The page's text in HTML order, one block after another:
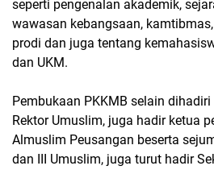
seperti pengenalan akademik,
wawasan kebangsaan,
prodi dan juga tentang
dan UKM.
Pembukaan PKKMB selain
Rektor Umuslim, juga hadir ketua
Almuslim Peusangan beserta
dan III Umuslim, juga turut hadir